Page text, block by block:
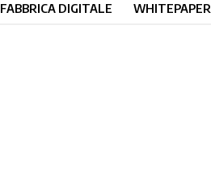
FABBRICA DIGITALE WHITEPAPER